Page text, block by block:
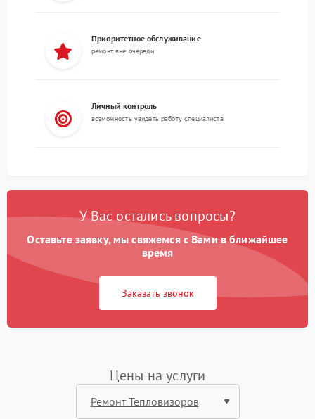
Приоритетное обслуживание
ремонт вне очереди
Личный контроль
возможность увидеть работу специалиста
У Вас остались вопросы?
Оставьте заявку, мы свяжемся с Вами в ближайшее
время
Заказать звонок
Цены на услуги